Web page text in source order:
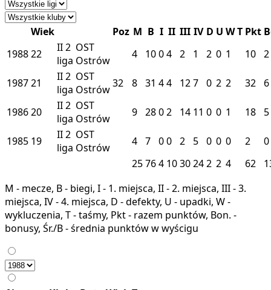
Wiek Poz M B I II III IV D U WT Pkt
198822 II2
liga
OST
Ostrów
4 1004 2 1 2 0 1 10 2
198721 II2
liga
OST
Ostrów32 8 31 44 127 0 2 2 32 6
198620 II2
liga
OST
Ostrów
9 2802 14 11 0 0 1 18 5
1985 19 II2
liga
OST
Ostrów
4 7 00 2 5 0 0 0 2
0
25764 1030242 2 4 62
M - mecze, B - biegi, I - 1. miejsca, II - 2. miejsca, III - 3.
miejsca, IV - 4. miejsca, D - defekty, U - upadki, W -
wykluczenia, T - taśmy, Pkt - razem punktów, Bon. -
bonusy, Śr./B - średnia punktów w wyścigu